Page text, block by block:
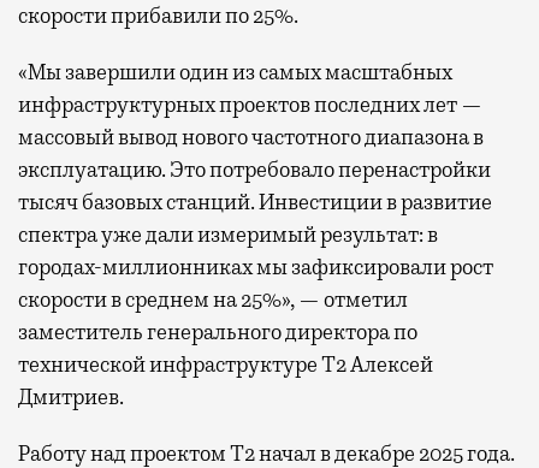
скорости прибавили по 25%.
«Мы завершили один из самых масштабных
инфраструктурных проектов последних лет —
массовый вывод нового частотного диапазона в
эксплуатацию. Это потребовало перенастройки
тысяч базовых станций. Инвестиции в развитие
спектра уже дали измеримый результат: в
городах-миллионниках мы зафиксировали рост
скорости в среднем на 25%», — отметил
заместитель генерального директора по
технической инфраструктуре Т2 Алексей
Дмитриев.
Работу над проектом Т2 начал в декабре 2025 года.